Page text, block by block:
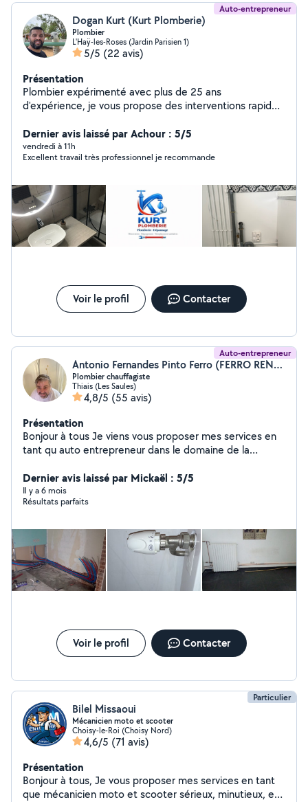
Auto-entrepreneur
Dogan Kurt (Kurt Plomberie)
Plombier
L'Haÿ-les-Roses (Jardin Parisien 1)
5/5 (22 avis)
Présentation
Plombier expérimenté avec plus de 25 ans
d'expérience, je vous propose des interventions rapides
(dépannage, installation, rénovation). Équipé d'un
outillage professionnel pour un travail propre et durable.
Je dispose d'une assurance décennale, gage de sérieux
et respect des délais.
Dernier avis laissé par Achour : 5/5
vendredi à 11h
Excellent travail très professionnel je recommande
Voir le profil Contacter
Auto-entrepreneur
Antonio Fernandes Pinto Ferro (FERRO RENOV)
Plombier chauffagiste
Thiais (Les Saules)
4,8/5 (55 avis)
Présentation
Bonjour à tous Je viens vous proposer mes services en
tant qu auto entrepreneur dans le domaine de la
vingtaine d années. Je touche dans le neuf comme dans
la réhabilitation ( remplacement d'équipement sanitaire.
Remplacement de radiateurs etc) Pour plus
gratuits Cordialement
Dernier avis laissé par Mickaël : 5/5
Il y a 6 mois
Résultats parfaits
Voir le profil Contacter
Particulier
Bilel Missaoui
Mécanicien moto et scooter
Choisy-le-Roi (Choisy Nord)
4,6/5 (71 avis)
Présentation
Bonjour à tous, Je vous proposer mes services en tant
que mécanicien moto et scooter sérieux, minutieux, et